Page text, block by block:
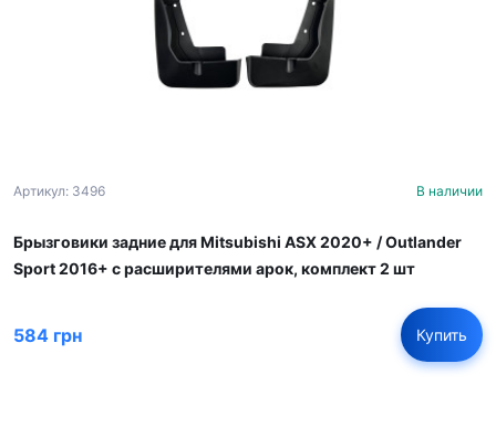
Артикул: 3496 В наличии
Брызговики задние для Mitsubishi ASX 2020+ / Outlander
Sport 2016+ с расширителями арок, комплект 2 шт
584 грн Купить